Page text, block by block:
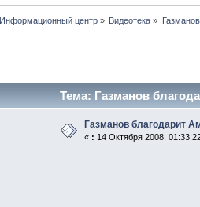
Информационный центр» Видеотека »
Тема: Газманов
Газманов благодарит
« : 14 Октября 2008,